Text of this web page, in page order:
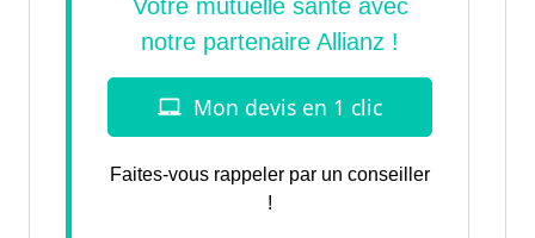
Faites-vous rappeler par un conseiller
!